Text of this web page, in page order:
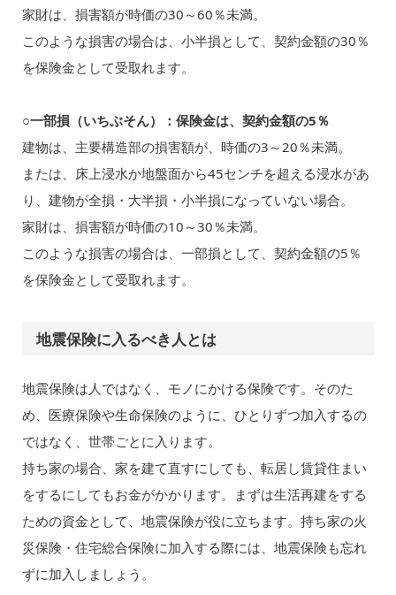
家財は、損害額が時価の30～60％未満。
このような損害の場合は、小半損として、契約金額の30％
を保険金として受取れます。
○一部損（いちぶそん）：保険金は、契約金額の5％
建物は、主要構造部の損害額が、時価の3～20％未満。
または、床上浸水か地盤面から45センチを超える浸水があ
り、建物が全損・大半損・小半損になっていない場合。
家財は、損害額が時価の10～30％未満。
このような損害の場合は、一部損として、契約金額の5％
を保険金として受取れます。
地震保険に入るべき人とは
地震保険は人ではなく、モノにかける保険です。そのた
め、医療保険や生命保険のように、ひとりずつ加入するの
ではなく、世帯ごとに入ります。
持ち家の場合、家を建て直すにしても、転居し賃貸住まい
をするにしてもお金がかかります。まずは生活再建をする
ための資金として、地震保険が役に立ちます。持ち家の火
災保険・住宅総合保険に加入する際には、地震保険も忘れ
ずに加入しましょう。